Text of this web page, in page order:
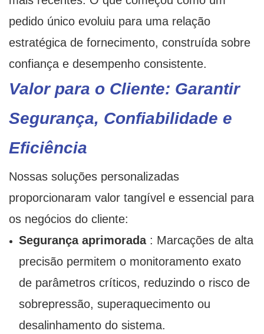
pedido único evoluiu para uma relação
estratégica de fornecimento, construída sobre
confiança e desempenho consistente.
Valor para o Cliente: Garantir
Segurança, Confiabilidade e
Eficiência
Nossas soluções personalizadas
proporcionaram valor tangível e essencial para
os negócios do cliente:
Segurança aprimorada: Marcações de alta
precisão permitem o monitoramento exato
de parâmetros críticos, reduzindo o risco de
sobrepressão, superaquecimento ou
desalinhamento do sistema.